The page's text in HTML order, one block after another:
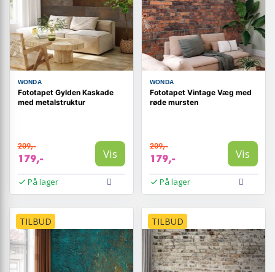
WONDA
Fototapet Gylden Kaskade
med metalstruktur
209,-
179,- Vis
På lager
WONDA
Fototapet Vintage Væg med
røde mursten
209,-
179,- Vis
På lager
TILBUD TILBUD